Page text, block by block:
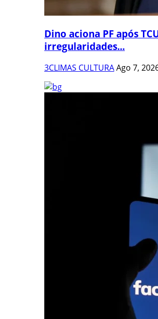
Dino aciona PF após
irregularidades...
3CLIMAS CULTURAAgo 7,